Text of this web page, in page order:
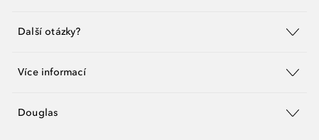
Další otázky?
Více informací
Douglas